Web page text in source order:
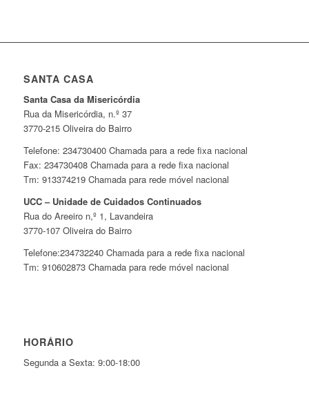
SANTA CASA
Santa Casa da Misericórdia
Rua da Misericórdia, n.º 37
3770-215 Oliveira do Bairro
Telefone: 234730400 Chamada para a rede fixa nacional
Fax: 234730408 Chamada para a rede fixa nacional
Tm: 913374219 Chamada para rede móvel nacional
UCC – Unidade de Cuidados Continuados
Rua do Areeiro n,º 1, Lavandeira
3770-107 Oliveira do Bairro
Telefone:234732240 Chamada para a rede fixa nacional
Tm: 910602873 Chamada para rede móvel nacional
HORÁRIO
Segunda a Sexta: 9:00-18:00